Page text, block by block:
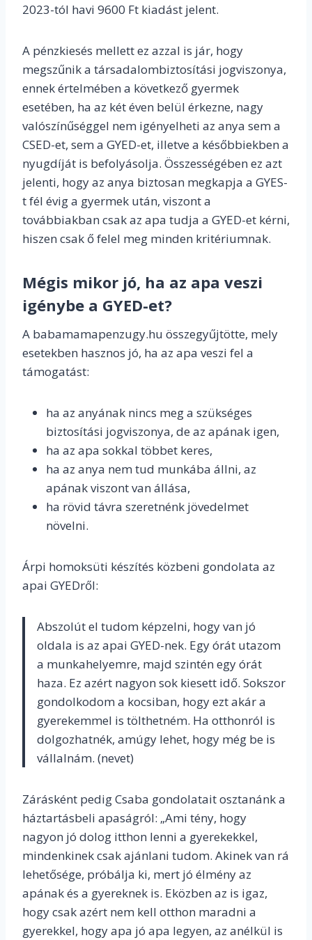
2023-tól havi 9600 Ft kiadást jelent.
A pénzkiesés mellett ez azzal is jár, hogy
megszűnik a társadalombiztosítási jogviszonya,
ennek értelmében a következő gyermek
esetében, ha az két éven belül érkezne, nagy
valószínűséggel nem igényelheti az anya sem a
CSED-et, sem a GYED-et, illetve a későbbiekben a
nyugdíját is befolyásolja. Összességében ez azt
jelenti, hogy az anya biztosan megkapja a GYES-
t fél évig a gyermek után, viszont a
továbbiakban csak az apa tudja a GYED-et kérni,
hiszen csak ő felel meg minden kritériumnak.
Mégis mikor jó, ha az apa veszi
igénybe a GYED-et?
A babamamapenzugy.hu összegyűjtötte, mely
esetekben hasznos jó, ha az apa veszi fel a
támogatást:
ha az anyának nincs meg a szükséges
biztosítási jogviszonya, de az apának igen,
ha az apa sokkal többet keres,
ha az anya nem tud munkába állni, az
apának viszont van állása,
ha rövid távra szeretnénk jövedelmet
növelni.
Árpi homoksüti készítés közbeni gondolata az
apai GYEDről:
Abszolút el tudom képzelni, hogy van jó
oldala is az apai GYED-nek. Egy órát utazom
a munkahelyemre, majd szintén egy órát
haza. Ez azért nagyon sok kiesett idő. Sokszor
gondolkodom a kocsiban, hogy ezt akár a
gyerekemmel is tölthetném. Ha otthonról is
dolgozhatnék, amúgy lehet, hogy még be is
vállalnám. (nevet)
Zárásként pedig Csaba gondolatait osztanánk a
háztartásbeli apaságról: „Ami tény, hogy
nagyon jó dolog itthon lenni a gyerekekkel,
mindenkinek csak ajánlani tudom. Akinek van rá
lehetősége, próbálja ki, mert jó élmény az
apának és a gyereknek is. Eközben az is igaz,
hogy csak azért nem kell otthon maradni a
gyerekkel, hogy apa jó apa legyen, az anélkül is